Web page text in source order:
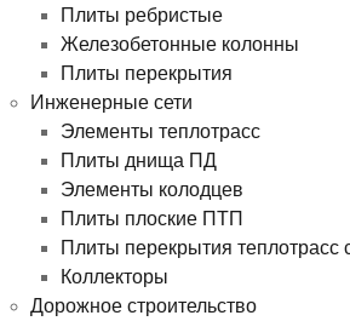
Плиты ребристые
Железобетонные колонны
Плиты перекрытия
Инженерные сети
Элементы теплотрасс
Плиты днища ПД
Элементы колодцев
Плиты плоские ПТП
Плиты перекрытия теплотрасс
Коллекторы
Дорожное строительство